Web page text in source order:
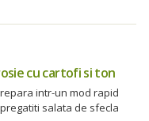
cu cartofi si ton
intr-un mod rapid
salata de sfecla